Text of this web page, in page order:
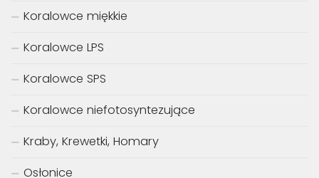
Koralowce miękkie
Koralowce LPS
Koralowce SPS
Koralowce niefotosyntezujące
Kraby, Krewetki, Homary
Osłonice